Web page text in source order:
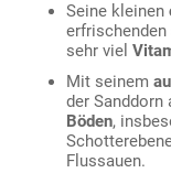
Seine kleinen
erfrischenden
sehr viel
Mit seinem
der Sanddorn
Böden,
Flussauen.